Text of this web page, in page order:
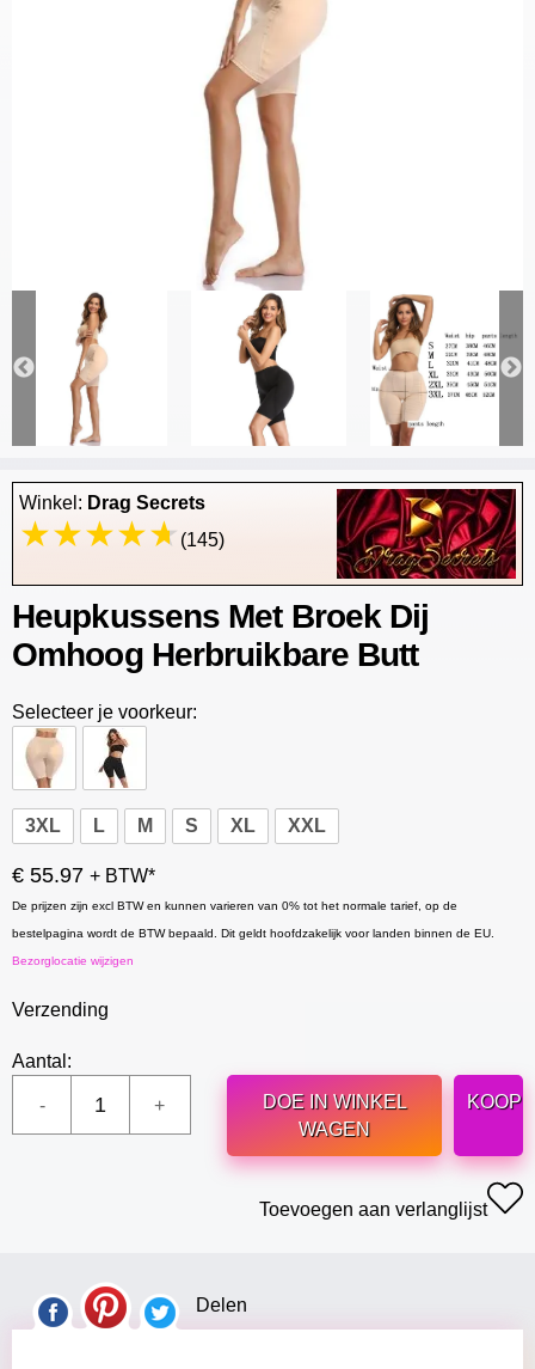
Winkel: Drag Secrets
(145)
Heupkussens Met Broek Dij
Omhoog Herbruikbare Butt
Selecteer je voorkeur:
3XL L M S XL XXL
€ 55.97 + BTW*
De prijzen zijn excl BTW en kunnen varieren van 0% tot het normale tarief, op de
bestelpagina wordt de BTW bepaald. Dit geldt hoofdzakelijk voor landen binnen de EU.
Bezorglocatie wijzigen
Verzending
Aantal:
DOE IN WINKEL
WAGEN
KOOP
Toevoegen aan verlanglijst
Delen